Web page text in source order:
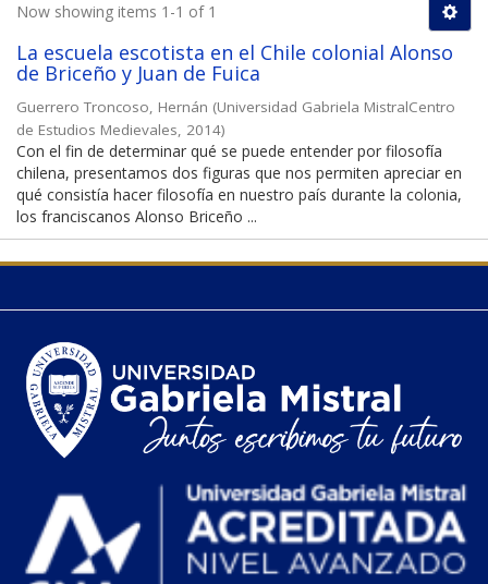
Now showing items 1-1 of 1
La escuela escotista en el Chile colonial Alonso
de Briceño y Juan de Fuica
Guerrero Troncoso, Hernán (Universidad Gabriela MistralCentro
de Estudios Medievales, 2014)
Con el fin de determinar qué se puede entender por filosofía
chilena, presentamos dos figuras que nos permiten apreciar en
qué consistía hacer filosofía en nuestro país durante la colonia,
los franciscanos Alonso Briceño ...